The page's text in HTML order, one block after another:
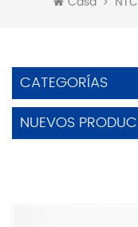
CATEGORÍAS
NUEVOS